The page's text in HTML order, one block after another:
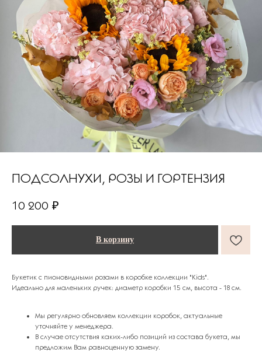
ПОДСОЛНУХИ, РОЗЫ И ГОРТЕНЗИЯ
10 200 ₽
В корзину
Букетик с пионовидными розами в коробке коллекции "Kids".
Идеально для маленьких ручек: диаметр коробки 15 см, высота - 18 см.
Мы регулярно обновляем коллекции коробок, актуальные
уточняйте у менеджера.
В случае отсутствия каких-либо позиций из состава букета, мы
предложим Вам равноценную замену.